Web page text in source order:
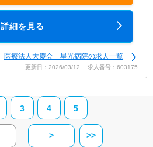
詳細を見る
医療法人大慶会 星光病院の求人一覧
更新日：2026/03/12 求人番号：603175
3 4 5
> >>